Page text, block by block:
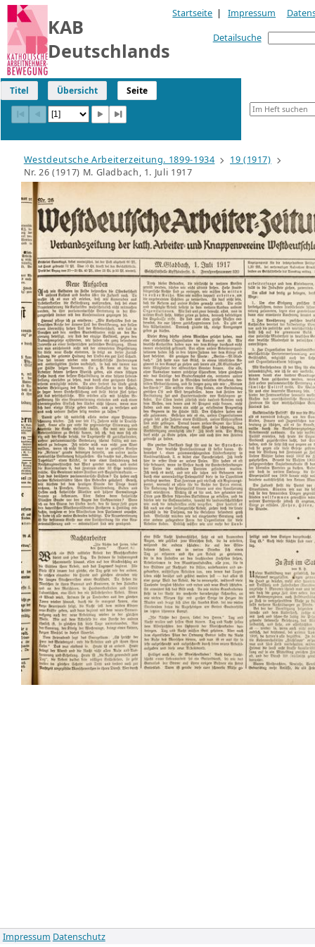
KAB
Deutschlands
Startseite | Impressum
Detailsuche
Titel Übersicht Seite
Westdeutsche Arbeiterzeitung. 1899-1934
19 (1917)
Nr. 26 (1917) M. Gladbach, 1. Juli 1917
Impressum Datenschutz